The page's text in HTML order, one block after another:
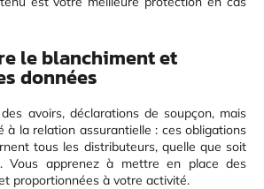
le blanchiment et
données
avoirs, déclarations de soupçon, mais
à la relation assurantielle : ces obligations
tous les distributeurs, quelle que soit
Vous apprenez à mettre en place des
proportionnées à votre activité.